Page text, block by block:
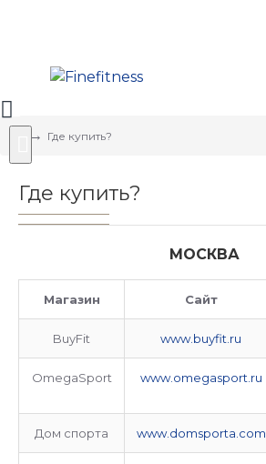
Где купить?
Где купить?
МОСКВА
Магазин Сайт
BuyFit www.buyfit.ru
OmegaSport www.omegasport.ru
Дом спорта www.domsporta.com